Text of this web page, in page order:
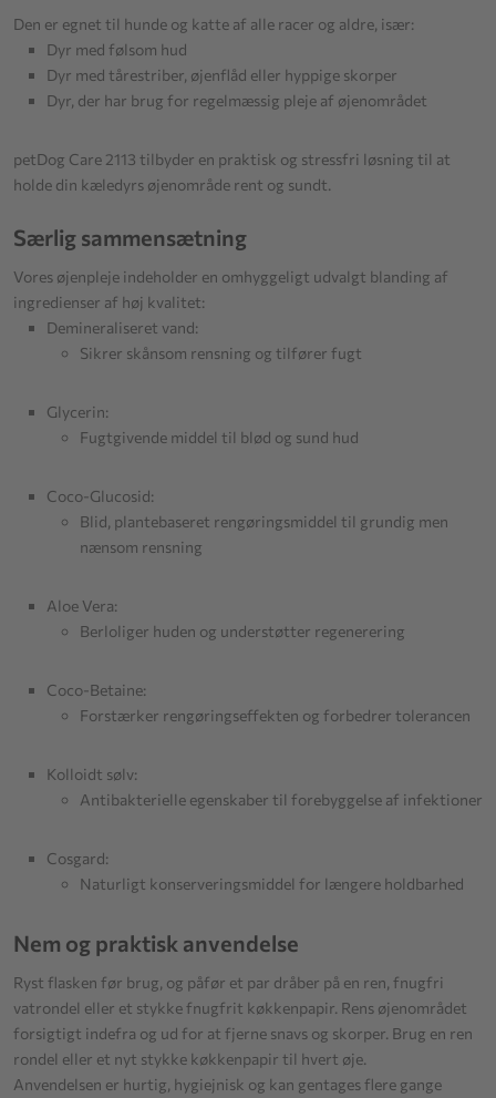
Den er egnet til hunde og katte af alle racer og aldre, især:
Dyr med følsom hud
Dyr med tårestriber, øjenflåd eller hyppige skorper
Dyr, der har brug for regelmæssig pleje af øjenområdet
petDog Care 2113 tilbyder en praktisk og stressfri løsning til at
holde din kæledyrs øjenområde rent og sundt.
Særlig sammensætning
Vores øjenpleje indeholder en omhyggeligt udvalgt blanding af
ingredienser af høj kvalitet:
Demineraliseret vand:
Sikrer skånsom rensning og tilfører fugt
Glycerin:
Fugtgivende middel til blød og sund hud
Coco-Glucosid:
Blid, plantebaseret rengøringsmiddel til grundig men
nænsom rensning
Aloe Vera:
Berloliger huden og understøtter regenerering
Coco-Betaine:
Forstærker rengøringseffekten og forbedrer tolerancen
Kolloidt sølv:
Antibakterielle egenskaber til forebyggelse af infektioner
Cosgard:
Naturligt konserveringsmiddel for længere holdbarhed
Nem og praktisk anvendelse
Ryst flasken før brug, og påfør et par dråber på en ren, fnugfri
vatrondel eller et stykke fnugfrit køkkenpapir. Rens øjenområdet
forsigtigt indefra og ud for at fjerne snavs og skorper. Brug en ren
rondel eller et nyt stykke køkkenpapir til hvert øje.
Anvendelsen er hurtig, hygiejnisk og kan gentages flere gange